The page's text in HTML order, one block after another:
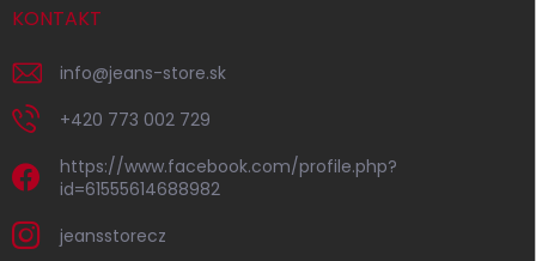
KONTAKT
info@jeans-store.sk
+420 773 002 729
https://www.facebook.com/profile.php?
id=61555614688982
jeansstorecz